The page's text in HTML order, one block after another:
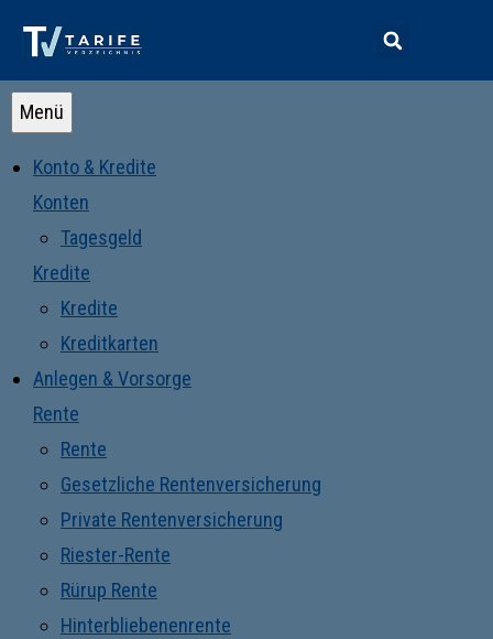
Menü
Konto & Kredite
Konten
Tagesgeld
Kredite
Kredite
Kreditkarten
Anlegen & Vorsorge
Rente
Rente
Gesetzliche Rentenversicherung
Private Rentenversicherung
Riester-Rente
Rürup Rente
Hinterbliebenenrente